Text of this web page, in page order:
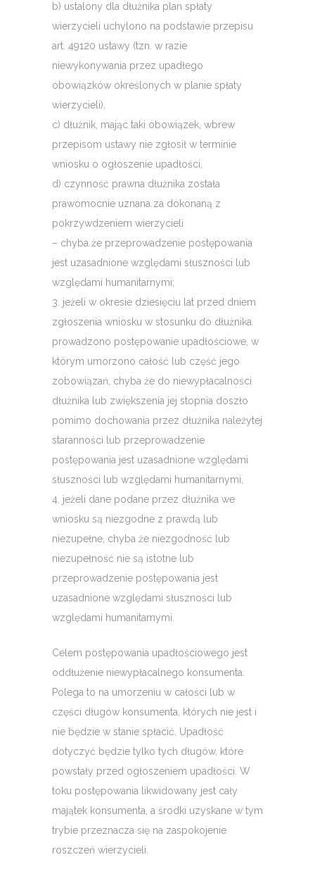
b) ustalony dla dłużnika plan spłaty
wierzycieli uchylono na podstawie przepisu
art. 49120 ustawy (tzn. w razie
niewykonywania przez upadłego
obowiązków określonych w planie spłaty
wierzycieli),
c) dłużnik, mając taki obowiązek, wbrew
przepisom ustawy nie zgłosił w terminie
wniosku o ogłoszenie upadłości,
d) czynność prawna dłużnika została
prawomocnie uznana za dokonaną z
pokrzywdzeniem wierzycieli
– chyba że przeprowadzenie postępowania
jest uzasadnione względami słuszności lub
względami humanitarnymi;
3. jeżeli w okresie dziesięciu lat przed dniem
zgłoszenia wniosku w stosunku do dłużnika
prowadzono postępowanie upadłościowe, w
którym umorzono całość lub część jego
zobowiązań, chyba że do niewypłacalności
dłużnika lub zwiększenia jej stopnia doszło
pomimo dochowania przez dłużnika należytej
staranności lub przeprowadzenie
postępowania jest uzasadnione względami
słuszności lub względami humanitarnymi,
4. jeżeli dane podane przez dłużnika we
wniosku są niezgodne z prawdą lub
niezupełne, chyba że niezgodność lub
niezupełność nie są istotne lub
przeprowadzenie postępowania jest
uzasadnione względami słuszności lub
względami humanitarnymi.
Celem postępowania upadłościowego jest
oddłużenie niewypłacalnego konsumenta.
Polega to na umorzeniu w całości lub w
części długów konsumenta, których nie jest i
nie będzie w stanie spłacić. Upadłość
dotyczyć będzie tylko tych długów, które
powstały przed ogłoszeniem upadłości. W
toku postępowania likwidowany jest cały
majątek konsumenta, a środki uzyskane w tym
trybie przeznacza się na zaspokojenie
roszczeń wierzycieli.